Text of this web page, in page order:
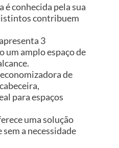
é conhecida pela sua
contribuem
3
um amplo espaço de
de
para espaços
uma solução
a necessidade